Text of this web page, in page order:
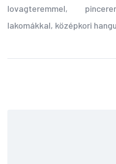
lovagteremmel,
lakomákkal, középkori